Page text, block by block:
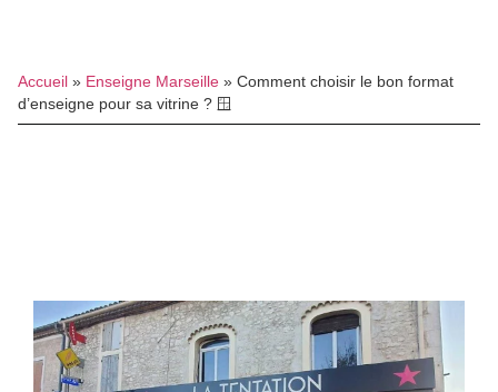
Accueil » Enseigne Marseille » Comment choisir le bon format
d’enseigne pour sa vitrine ? 🪟